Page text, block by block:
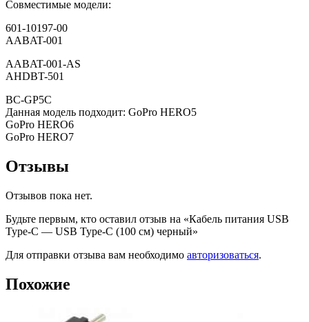
Совместимые модели:
601-10197-00
AABAT-001
AABAT-001-AS
AHDBT-501
BC-GP5C
Данная модель подходит: GoPro HERO5
GoPro HERO6
GoPro HERO7
Отзывы
Отзывов пока нет.
Будьте первым, кто оставил отзыв на «Кабель питания USB
Type-C — USB Type-C (100 см) черный»
Для отправки отзыва вам необходимо авторизоваться.
Похожие